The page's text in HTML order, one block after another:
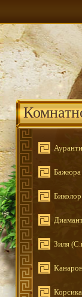
Бажюра
Зиля